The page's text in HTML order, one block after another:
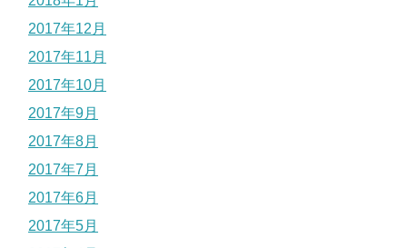
2017年12月
2017年11月
2017年10月
2017年9月
2017年8月
2017年7月
2017年6月
2017年5月